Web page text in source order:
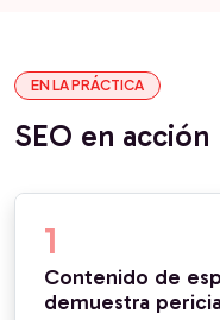
EN LA PRÁCTICA
SEO en
1
Contenido de
demuestra